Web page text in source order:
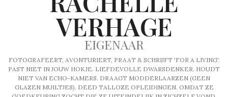
VERHAGE
EIGENAAR
FOTOGRAFEERT, AVONTURIERT, PRAAT & SCHRIJFT 'FOR A LIVING'.
PAST NIET IN JOUW HOKJE. LIEFDEVOLLE DWARSDENKER. HOUDT
NIET VAN ECHO-KAMERS. DRAAGT MODDERLAARZEN (GEEN
GLAZEN MUILTJES). DEED TALLOZE OPLEIDINGEN. OMDAT ZE